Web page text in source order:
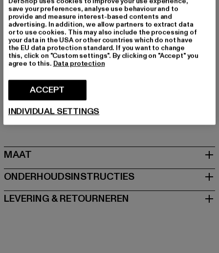
Merk: Buffalo
Kategori: Sneakers Low
Kleur: weiß
Kleur fabrikant: black/white
Materiaal bovenkant: ander materiaal
Voering: ander materiaal
Fabrikant: Buffalo Boots GmbH |
boots.com
MAAT
ONDERHOUDSINSTRUCTIES
LEVERING & RETOURNEREN
save your preferences, analyse use behaviour and to
provide and measure interest-based contents and
advertising. In addition, we allow partners to extract data
or to use cookies. This may also include the processing of
your data in the USA or other countries which do not have
the EU data protection standard. If you want to change
this, click on "Custom settings". By clicking on "Accept" you
agree to this. Data protection
ACCEPT
INDIVIDUAL SETTINGS